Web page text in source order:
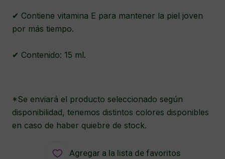
✔ Contiene vitamina E para mantener la piel joven
por más tiempo.
✔ Contenido: 15 ml.
*Se enviará el producto seleccionado según
disponibilidad, tenemos distintos colores disponibles
en caso de haber quiebre de stock.
Agregar a la lista de favoritos